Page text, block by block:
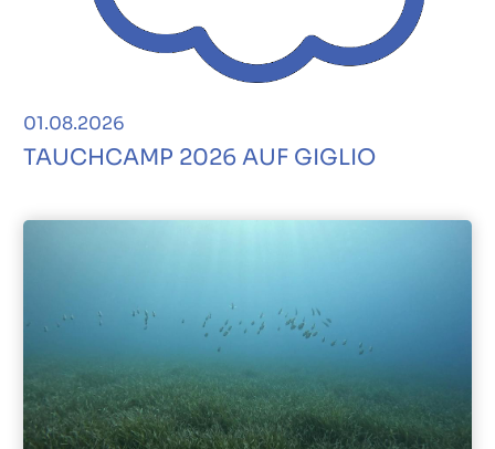
01.08.2026
TAUCHCAMP 2026 AUF GIGLIO